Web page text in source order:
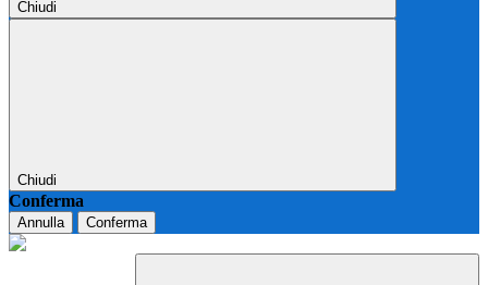
Chiudi
Chiudi
Conferma
Annulla Conferma